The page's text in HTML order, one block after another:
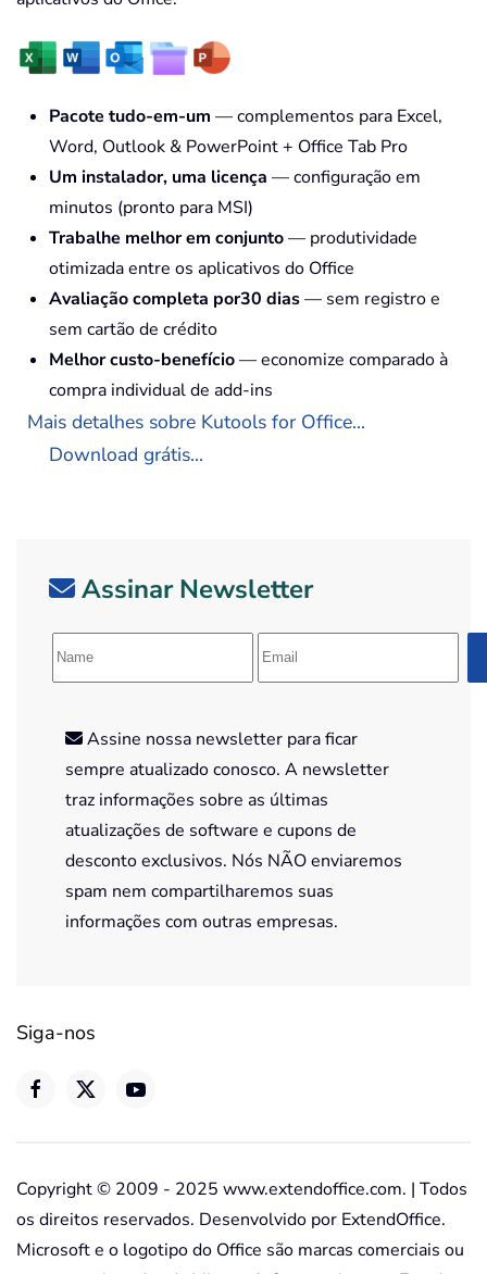
Pacote tudo-em-um — complementos para Excel,
Word, Outlook & PowerPoint + Office Tab Pro
Um instalador, uma licença — configuração em
minutos (pronto para MSI)
Trabalhe melhor em conjunto— produtividade
otimizada entre os aplicativos do Office
Avaliação completa por30 dias— sem registro e
sem cartão de crédito
Melhor custo-benefício— economize comparado à
compra individual de add-ins
Mais detalhes sobre Kutools for Office...
Download grátis...
Assinar Newsletter
Assine nossa newsletter para ficar
sempre atualizado conosco. A newsletter
traz informações sobre as últimas
atualizações de software e cupons de
desconto exclusivos. Nós NÃO enviaremos
spam nem compartilharemos suas
informações com outras empresas.
Siga-nos
Copyright © 2009 - 2025 www.extendoffice.com. | Todos
os direitos reservados. Desenvolvido por ExtendOffice.
Microsoft e o logotipo do Office são marcas comerciais ou